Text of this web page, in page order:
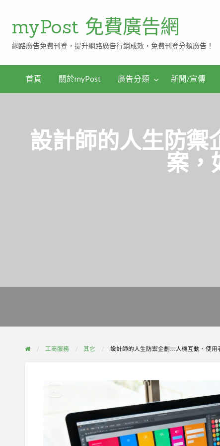
myPost 免費廣告網
網路廣告免費刊登，提升網路廣告行銷成效，免費刊登分類廣告！
首頁 關於myPost 廣告分類 新聞/宣傳
設計師的人生防
案，
工商服務 其它 設計師的人生防禦企劃!!!人機互動、使用